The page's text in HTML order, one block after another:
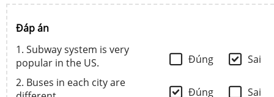
Đáp án
1. Subway system is very
popular in the US.
Đúng
Sai
2. Buses in each city are
Đúng
Sai